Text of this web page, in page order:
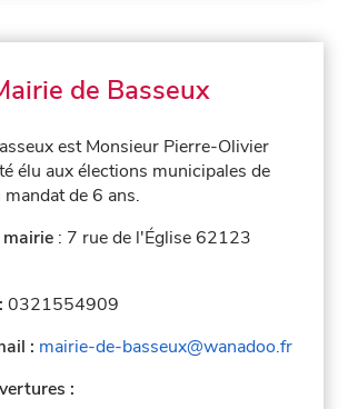
de Basseux
est Monsieur Pierre-Olivier
élu aux élections municipales de
de 6 ans.
mairie : 7 rue de l'Église 62123
0321554909
: mairie-de-basseux@wanadoo.fr
: